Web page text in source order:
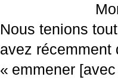
Nous tenions
avez récemment
« emmener